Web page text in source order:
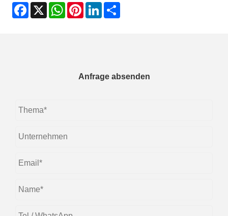
Facebook
X WhatsAppPinterestLinkedIn
Anfrage absenden